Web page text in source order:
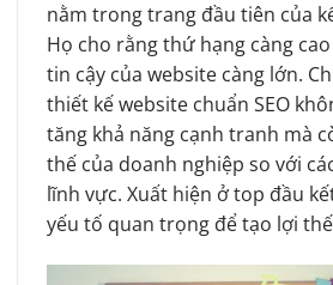
nằm trong trang đầu tiên của
Họ cho rằng thứ hạng càng
tin cậy của website càng lớn.
thiết kế website chuẩn SEO
tăng khả năng cạnh tranh mà
thế của doanh nghiệp so với
lĩnh vực. Xuất hiện ở top đầu
yếu tố quan trọng để tạo lợi